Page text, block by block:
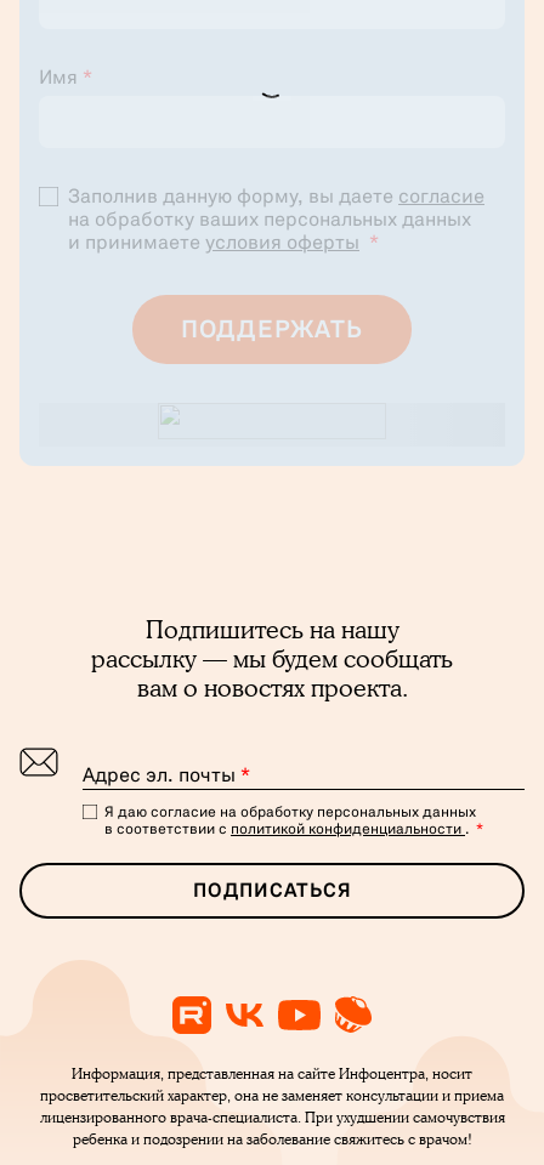
Имя *
Заполнив данную форму, вы даете согласие
на обработку ваших персональных данных
и принимаете условия оферты *
ПОДДЕРЖАТЬ
Подпишитесь на нашу
рассылку — мы будем сообщать
вам о новостях проекта.
Адрес эл. почты *
Я даю согласие на обработку персональных данных
в соответствии с политикой конфиденциальности . *
ПОДПИСАТЬСЯ
Информация, представленная на сайте Инфоцентра, носит
просветительский характер, она не заменяет консультации и приема
лицензированного врача-специалиста. При ухудшении самочувствия
ребенка и подозрении на заболевание свяжитесь с врачом!